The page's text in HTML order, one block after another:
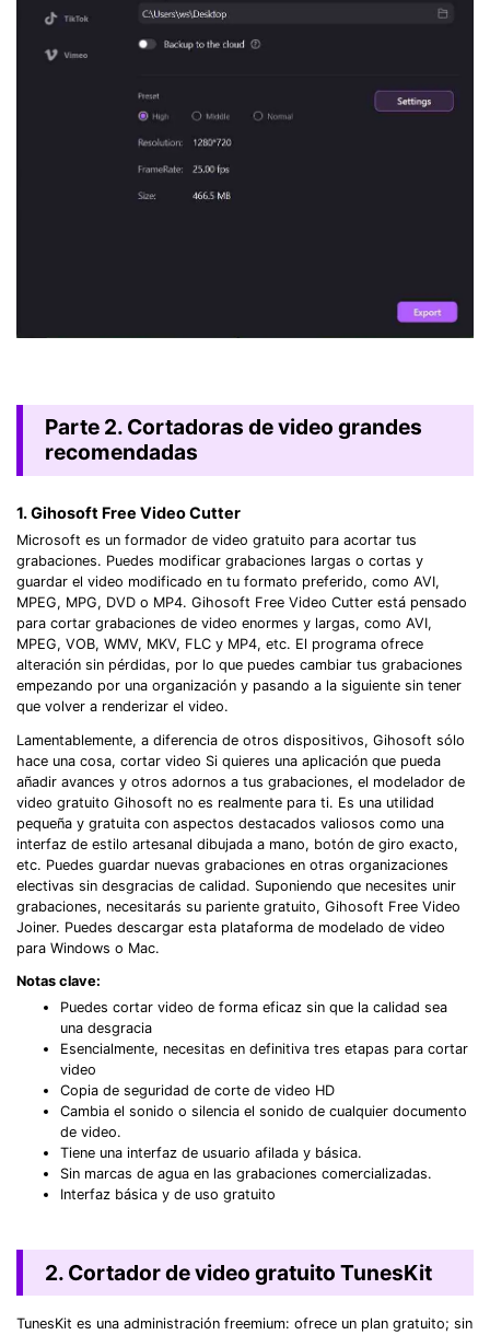
Parte 2. Cortadoras de video grandes
recomendadas
1. Gihosoft Free Video Cutter
Microsoft es un formador de video gratuito para acortar tus
grabaciones. Puedes modificar grabaciones largas o cortas y
guardar el video modificado en tu formato preferido, como AVI,
MPEG, MPG, DVD o MP4. Gihosoft Free Video Cutter está pensado
para cortar grabaciones de video enormes y largas, como AVI,
MPEG, VOB, WMV, MKV, FLC y MP4, etc. El programa ofrece
alteración sin pérdidas, por lo que puedes cambiar tus grabaciones
empezando por una organización y pasando a la siguiente sin tener
que volver a renderizar el video.
Lamentablemente, a diferencia de otros dispositivos, Gihosoft sólo
hace una cosa, cortar video Si quieres una aplicación que pueda
añadir avances y otros adornos a tus grabaciones, el modelador de
video gratuito Gihosoft no es realmente para ti. Es una utilidad
pequeña y gratuita con aspectos destacados valiosos como una
interfaz de estilo artesanal dibujada a mano, botón de giro exacto,
etc. Puedes guardar nuevas grabaciones en otras organizaciones
electivas sin desgracias de calidad. Suponiendo que necesites unir
grabaciones, necesitarás su pariente gratuito, Gihosoft Free Video
Joiner. Puedes descargar esta plataforma de modelado de video
para Windows o Mac.
Notas clave:
Puedes cortar video de forma eficaz sin que la calidad sea
una desgracia
Esencialmente, necesitas en definitiva tres etapas para cortar
video
Copia de seguridad de corte de video HD
Cambia el sonido o silencia el sonido de cualquier documento
de video.
Tiene una interfaz de usuario afilada y básica.
Sin marcas de agua en las grabaciones comercializadas.
Interfaz básica y de uso gratuito
2. Cortador de video gratuito TunesKit
TunesKit es una administración freemium: ofrece un plan gratuito; sin